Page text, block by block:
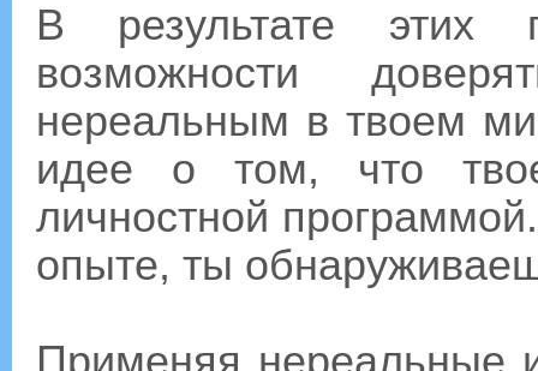
В результате этих
возможности
нереальным в твоем
идее о том, что твое
личностной
опыте, ты
Применяя нереальные